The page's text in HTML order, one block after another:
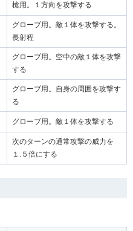
槍用。１方向を攻撃する
グローブ用。敵１体を攻撃する。
長射程
グローブ用。空中の敵１体を攻撃
する
グローブ用。自身の周囲を攻撃す
る
グローブ用。敵１体を攻撃する
次のターンの通常攻撃の威力を
１.５倍にする